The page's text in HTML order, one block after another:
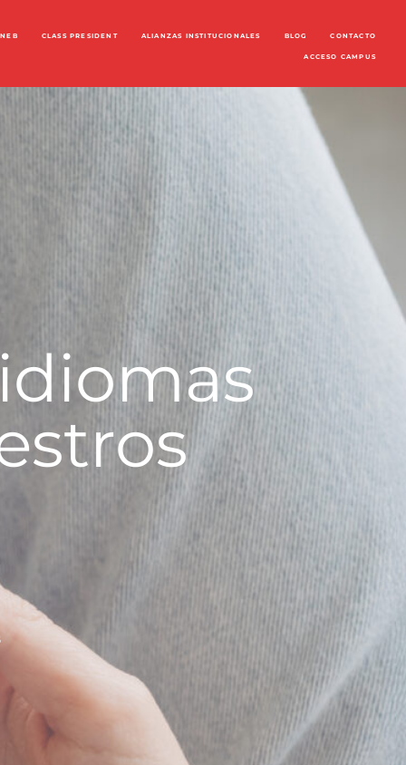
CLASS PRESIDENT ALIANZAS INSTITUCIONALES BLOG CONTACTO
ACCESO CAMPUS